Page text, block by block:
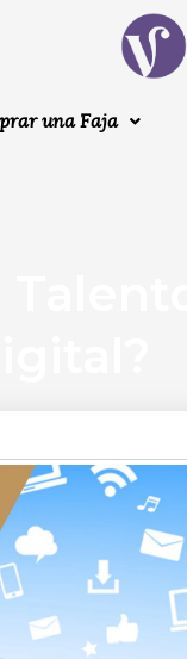
una Faja